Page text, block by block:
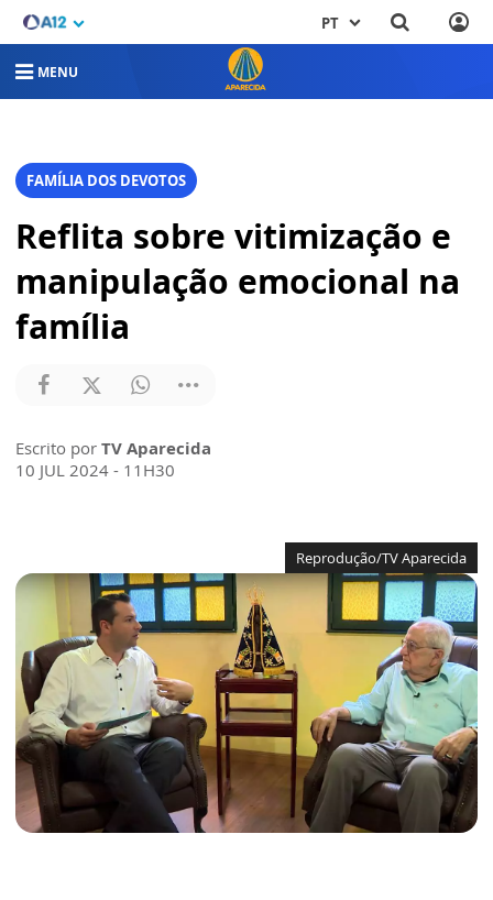
PT
MENU
FAMÍLIA DOS DEVOTOS
Reflita sobre vitimização e
manipulação emocional na
família
Escrito por TV Aparecida
10 JUL 2024 - 11H30
Reprodução/TV Aparecida